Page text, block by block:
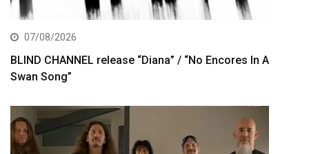
07/08/2026
BLIND CHANNEL release “Diana” / “No Encores In A
Swan Song”